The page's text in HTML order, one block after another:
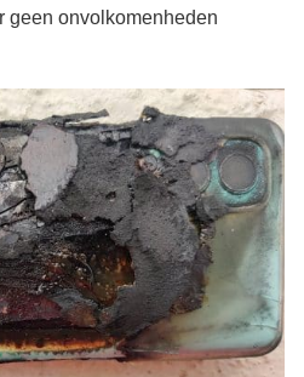
geen onvolkomenheden